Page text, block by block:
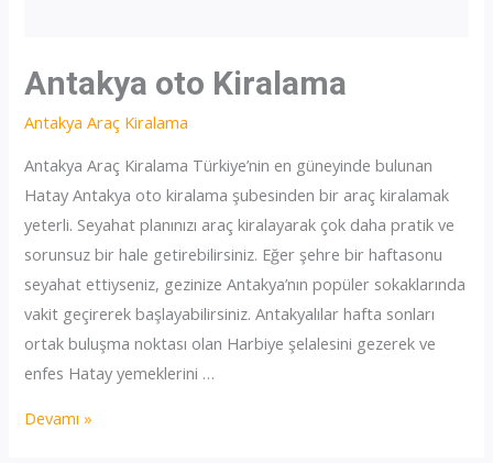
Antakya oto Kiralama
Antakya Araç Kiralama
Antakya Araç Kiralama Türkiye’nin en güneyinde bulunan
Hatay Antakya oto kiralama şubesinden bir araç kiralamak
yeterli. Seyahat planınızı araç kiralayarak çok daha pratik ve
sorunsuz bir hale getirebilirsiniz. Eğer şehre bir haftasonu
seyahat ettiyseniz, gezinize Antakya’nın popüler sokaklarında
vakit geçirerek başlayabilirsiniz. Antakyalılar hafta sonları
ortak buluşma noktası olan Harbiye şelalesini gezerek ve
enfes Hatay yemeklerini …
Antakya
Devamı »